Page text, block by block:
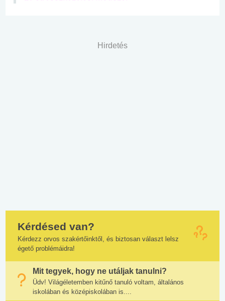
Hirdetés
Kérdésed van?
Kérdezz orvos szakértőinktől, és biztosan választ lelsz
égető problémáidra!
Mit tegyek, hogy ne utáljak tanulni?
Üdv! Világéletemben kitűnő tanuló voltam, általános
iskolában és középiskolában is....